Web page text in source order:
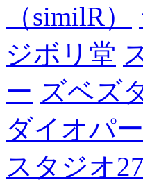
（similR）
ジボリ堂
ー ズベズ
ダイオパ
スタジオ27